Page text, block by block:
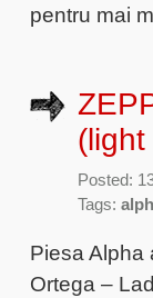
pentru mai
Posted:
Tags:
Piesa Alpha
Ortega –